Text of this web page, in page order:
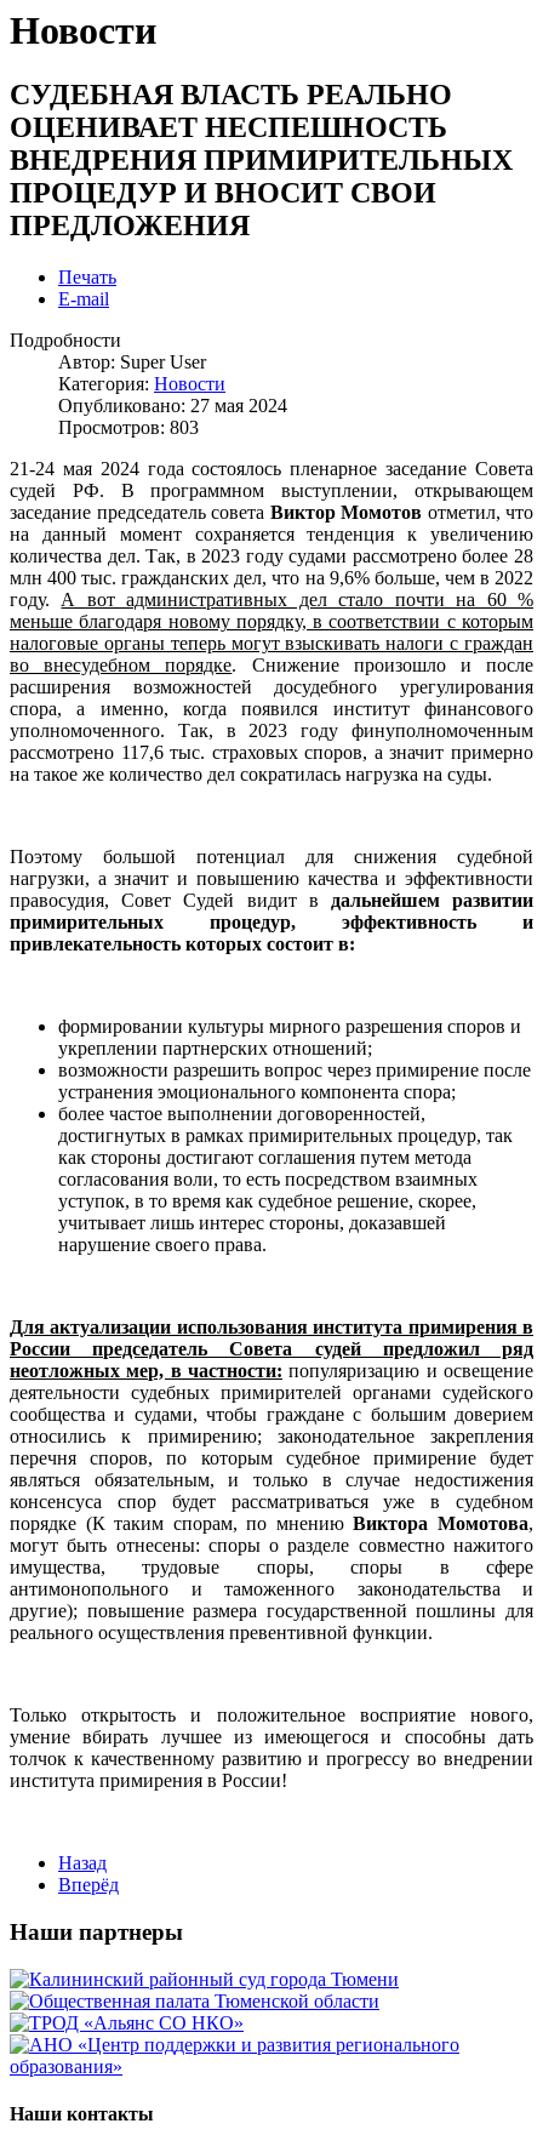
Новости
СУДЕБНАЯ ВЛАСТЬ РЕАЛЬНО
ОЦЕНИВАЕТ НЕСПЕШНОСТЬ
ВНЕДРЕНИЯ ПРИМИРИТЕЛЬНЫХ
ПРОЦЕДУР И ВНОСИТ СВОИ
ПРЕДЛОЖЕНИЯ
Печать
E-mail
Подробности
Автор: Super User
Категория: Новости
Опубликовано: 27 мая 2024
Просмотров: 803
21-24 мая 2024 года состоялось пленарное заседание Совета
судей РФ. В программном выступлении, открывающем
заседание председатель совета Виктор Момотов отметил, что
на данный момент сохраняется тенденция к увеличению
количества дел. Так, в 2023 году судами рассмотрено более 28
млн 400 тыс. гражданских дел, что на 9,6% больше, чем в 2022
году. А вот административных дел стало почти на 60 %
меньше благодаря новому порядку, в соответствии с которым
налоговые органы теперь могут взыскивать налоги с граждан
во внесудебном порядке. Снижение произошло и после
расширения возможностей досудебного урегулирования
спора, а именно, когда появился институт финансового
уполномоченного. Так, в 2023 году финуполномоченным
рассмотрено 117,6 тыс. страховых споров, а значит примерно
на такое же количество дел сократилась нагрузка на суды.
Поэтому большой потенциал для снижения судебной
нагрузки, а значит и повышению качества и эффективности
правосудия, Совет Судей видит в дальнейшем развитии
примирительных процедур, эффективность и
привлекательность которых состоит в:
формировании культуры мирного разрешения споров и
укреплении партнерских отношений;
возможности разрешить вопрос через примирение после
устранения эмоционального компонента спора;
более частое выполнении договоренностей,
достигнутых в рамках примирительных процедур, так
как стороны достигают соглашения путем метода
согласования воли, то есть посредством взаимных
уступок, в то время как судебное решение, скорее,
учитывает лишь интерес стороны, доказавшей
нарушение своего права.
Для актуализации использования института примирения в
России председатель Совета судей предложил ряд
неотложных мер, в частности: популяризацию и освещение
деятельности судебных примирителей органами судейского
сообщества и судами, чтобы граждане с большим доверием
относились к примирению; законодательное закрепления
перечня споров, по которым судебное примирение будет
являться обязательным, и только в случае недостижения
консенсуса спор будет рассматриваться уже в судебном
порядке (К таким спорам, по мнениюВиктора Момотова,
могут быть отнесены: споры о разделе совместно нажитого
имущества, трудовые споры, споры в сфере
антимонопольного и таможенного законодательства и
другие); повышение размера государственной пошлины для
реального осуществления превентивной функции.
Только открытость и положительное восприятие нового,
умение вбирать лучшее из имеющегося и способны дать
толчок к качественному развитию и прогрессу во внедрении
института примирения в России!
Назад
Вперёд
Наши партнеры
Наши контакты